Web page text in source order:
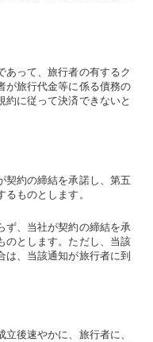
って、旅行者の有するク
が旅行代金等に係る債務の
に従って決済できないと
約の締結を承諾し、第五
ものとします。
、当社が契約の締結を承
のとします。ただし、当該
は、当該通知が旅行者に到
後速やかに、旅行者に、